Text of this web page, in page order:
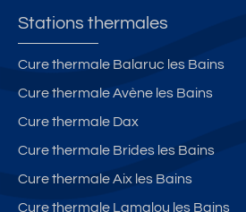
Stations thermales
Cure thermale Balaruc les Bains
Cure thermale Avène les Bains
Cure thermale Dax
Cure thermale Brides les Bains
Cure thermale Aix les Bains
Cure thermale Lamalou les Bains